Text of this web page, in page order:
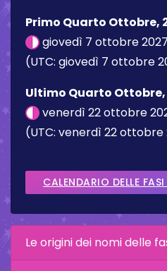
Primo Quarto Ottobre,
giovedì 7 ottobre
(UTC: giovedì 7 ottobre
Ultimo Quarto Ottobre,
venerdì 22 ottobre
(UTC: venerdì 22 ottobre
CALENDARIO DELLE
Le origini dei nomi delle